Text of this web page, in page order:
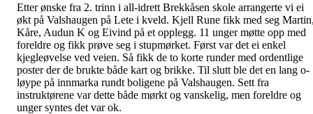
Etter ønske fra 2. trinn i all-idrett Brekkåsen skole arrangerte vi ei
økt på Valshaugen på Lete i kveld. Kjell Rune fikk med seg
Kåre, Audun K og Eivind på et opplegg. 11 unger møtte opp med
foreldre og fikk prøve seg i stupmørket. Først var det ei enkel
kjegleøvelse ved veien. Så fikk de to korte runder med ordentlige
poster der de brukte både kart og brikke. Til slutt ble det en lang o-
løype på innmarka rundt boligene på Valshaugen. Sett fra
instruktørene var dette både mørkt og vanskelig, men foreldre og
unger syntes det var ok.